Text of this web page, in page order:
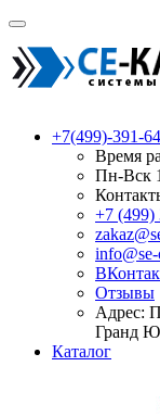
+7(499)-391-
Время
Пн-Вск
+7 (499)
Отзывы
Адрес:
Гранд
Каталог